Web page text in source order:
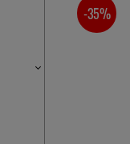
SIE SPAREN
-35%